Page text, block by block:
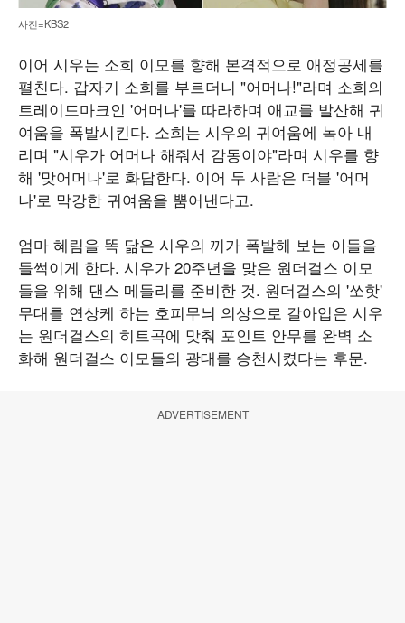
사진=KBS2
이어 시우는 소희 이모를 향해 본격적으로 애정공세를
펼친다. 갑자기 소희를 부르더니 "어머나!"라며 소희의
트레이드마크인 '어머나'를 따라하며 애교를 발산해 귀
여움을 폭발시킨다. 소희는 시우의 귀여움에 녹아 내
리며 "시우가 어머나 해줘서 감동이야"라며 시우를 향
해 '맞어머나'로 화답한다. 이어 두 사람은 더블 '어머
나'로 막강한 귀여움을 뿜어낸다고.
엄마 혜림을 똑 닮은 시우의 끼가 폭발해 보는 이들을
들썩이게 한다. 시우가 20주년을 맞은 원더걸스 이모
들을 위해 댄스 메들리를 준비한 것. 원더걸스의 '쏘핫'
무대를 연상케 하는 호피무늬 의상으로 갈아입은 시우
는 원더걸스의 히트곡에 맞춰 포인트 안무를 완벽 소
화해 원더걸스 이모들의 광대를 승천시켰다는 후문.
ADVERTISEMENT